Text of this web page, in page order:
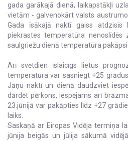
gada garākajā dienā, laikapstākļi
vietām - galvenokārt valsts
Gada īsākajā naktī gaiss atdzisīs
piekrastes temperatūra nenoslīdēs
saulgriežu dienā temperatūra
Arī svētdien īslaicīgs lietus
temperatūra var sasniegt +25
Jāņu naktī un dienā daudzviet
dārdēt pērkons, iespējams arī
23.jūnijā var pakāpties līdz +27
laiks.
Saskaņā ar Eiropas Vidēja termiņa
jūnija beigās un jūlija sākumā